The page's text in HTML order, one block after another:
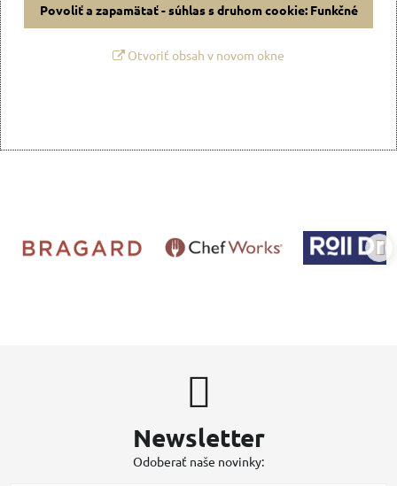
Povoliť a zapamätať - súhlas s druhom cookie: Funkčné
Otvoriť obsah v novom okne
Newsletter
Odoberať naše novinky: